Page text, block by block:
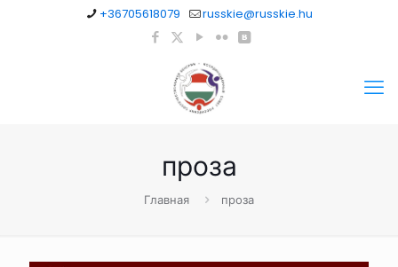
+36705618079 russkie@russkie.hu
проза
Главная проза